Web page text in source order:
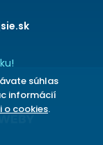
súhlas
informácií
o cookies.